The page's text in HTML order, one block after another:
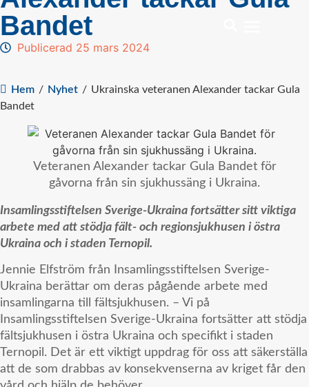
Bandet
Publicerad 25 mars 2024
Hem / Nyhet / Ukrainska veteranen Alexander tackar Gula
Bandet
Veteranen Alexander tackar Gula Bandet för
gåvorna från sin sjukhussäng i Ukraina.
Insamlingsstiftelsen Sverige-Ukraina fortsätter sitt viktiga
arbete med att stödja fält- och regionsjukhusen i östra
Ukraina och i staden Ternopil.
Jennie Elfström från Insamlingsstiftelsen Sverige-
Ukraina berättar om deras pågående arbete med
insamlingarna till fältsjukhusen. – Vi på
Insamlingsstiftelsen Sverige-Ukraina fortsätter att stödja
fältsjukhusen i östra Ukraina och specifikt i staden
Ternopil. Det är ett viktigt uppdrag för oss att säkerställa
att de som drabbas av konsekvenserna av kriget får den